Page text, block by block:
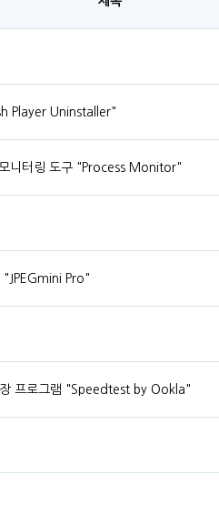
Player Uninstaller"
니터링 도구 "Process Monitor"
"JPEGmini Pro"
장 프로그램 "Speedtest by Ookla"